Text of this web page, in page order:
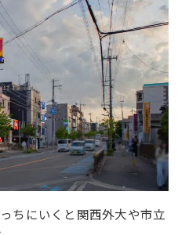
ちにいくと関西外大や市立